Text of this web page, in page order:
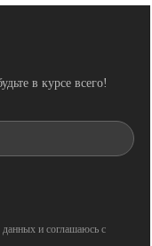
в курсе всего!
данных и соглашаюсь с